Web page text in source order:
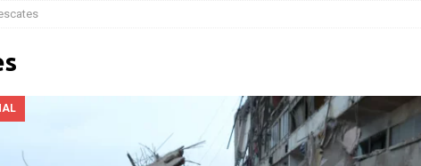
Brasil 1 – Colombia 1
a ley de Texas que permite a la policía detener a migrantes
desatará la mayor nevada en lo que va del año en California